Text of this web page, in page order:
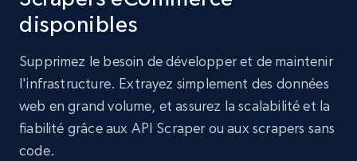
disponibles
Supprimez le besoin de développer et de maintenir
l'infrastructure. Extrayez simplement des données
web en grand volume, et assurez la scalabilité et la
fiabilité grâce aux API Scraper ou aux scrapers sans
code.